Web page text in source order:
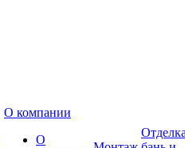
О компании
О